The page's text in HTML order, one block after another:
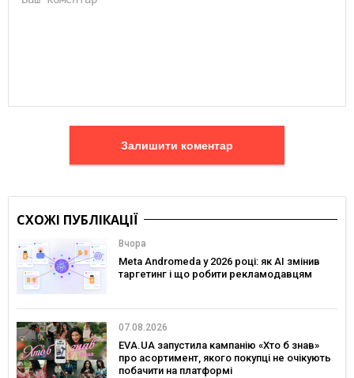
Залишити коментар
СХОЖІ ПУБЛІКАЦІЇ
Вчора
Meta Andromeda у 2026 році: як AI змінив
таргетинг і що робити рекламодавцям
07.08.2026
EVA.UA запустила кампанію «Хто б знав»
про асортимент, якого покупці не очікують
побачити на платформі